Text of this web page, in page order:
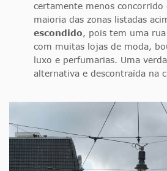
certamente menos concorrido
maioria das zonas listadas
escondido, pois tem uma
com muitas lojas de moda,
luxo e perfumarias. Uma
alternativa e descontraída na